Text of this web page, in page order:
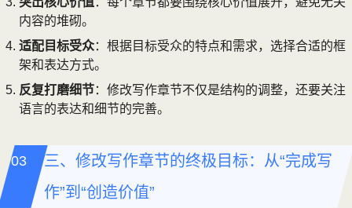
内容的堆砌。
适配目标受众：根据目标受众的特点和需求，选择合适的框
架和表达方式。
反复打磨细节：修改写作章节不仅是结构的调整，还要关注
语言的表达和细节的完善。
三、修改写作章节的终极目标：从“完成写
作”到“创造价值”